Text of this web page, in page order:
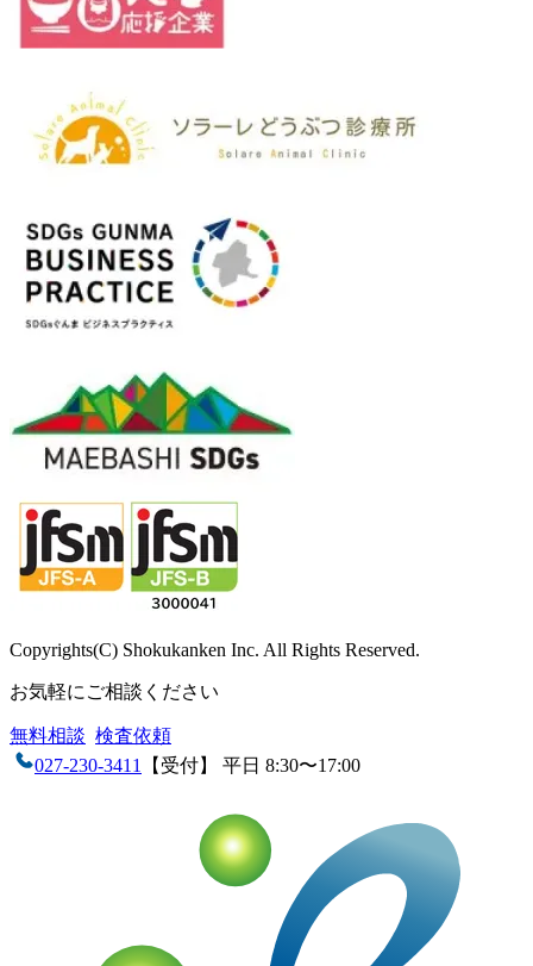
Copyrights(C) Shokukanken Inc. All Rights Reserved.
お気軽にご相談ください
無料相談 検査依頼
027-230-3411
【受付】 平日 8:30〜17:00